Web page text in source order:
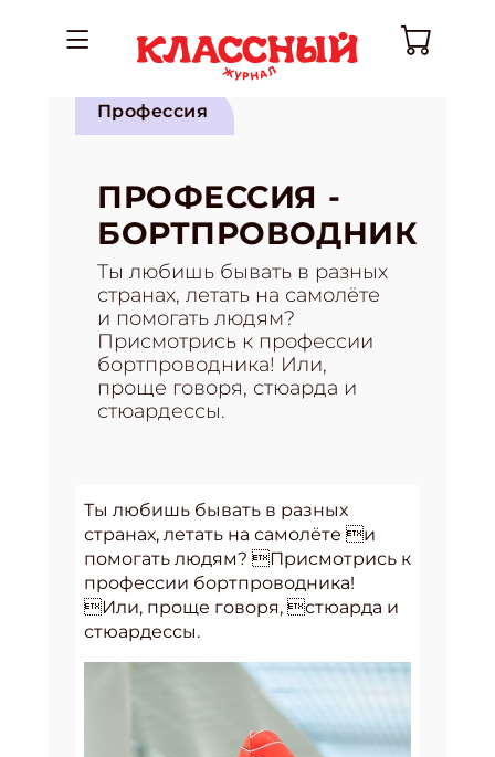
Профессия
ПРОФЕССИЯ -
БОРТПРОВОДНИК
Ты любишь бывать в разных
странах, летать на самолёте
и помогать людям?
Присмотрись к профессии
бортпроводника! Или,
проще говоря, стюарда и
стюардессы.
Ты любишь бывать в разных
странах, летать на самолёте и
помогать людям? Присмотрись к
профессии бортпроводника!
Или, проще говоря, стюарда и
стюардессы.